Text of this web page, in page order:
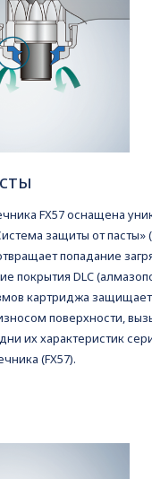
FX57 оснащена
защиты от пасты»
попадание
покрытия DLC
картриджа защищает
поверхности,
их характеристик
(FX57).